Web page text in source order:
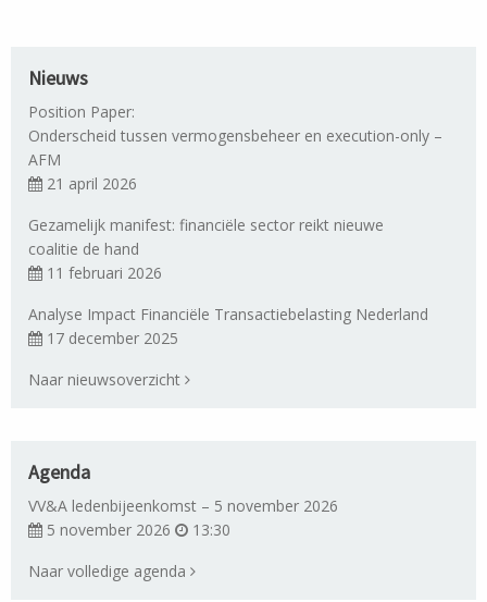
Nieuws
Position Paper:
Onderscheid tussen vermogensbeheer en execution-only –
AFM
21 april 2026
Gezamelijk manifest: financiële sector reikt nieuwe
coalitie de hand
11 februari 2026
Analyse Impact Financiële Transactiebelasting Nederland
17 december 2025
Naar nieuwsoverzicht
Agenda
VV&A ledenbijeenkomst – 5 november 2026
5 november 2026
13:30
Naar volledige agenda